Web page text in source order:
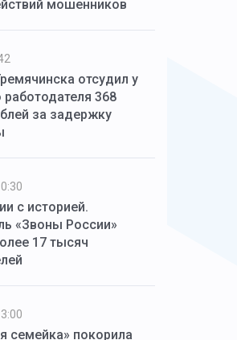
мошенников
отсудил у
368
за задержку
с историей.
«Звоны России»
17 тысяч
семейка» покорила